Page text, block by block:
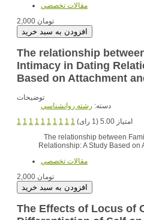
مقالات تخصصي
2,000 تومان
The relationship
Intimacy in Dating
Based on Attachment
توضیحات
دسته: رشته روانشناسي
1 1 1 1 1 1 1 1 1 1
امتیاز 5.00 (1 رای)
The relationship between
Relationship: A Study Based
مقالات تخصصي
2,000 تومان
The Effects of Locus of